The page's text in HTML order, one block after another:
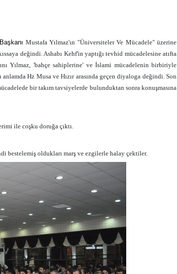
Mustafa Yılmaz'ın "Üniversiteler Ve Mücadele" üzerine
değindi. Ashabı Kehf'in yaptığı tevhid mücadelesine atıfta
Yılmaz, 'bahçe sahiplerine' ve İslami mücadelenin birbiriyle
Hz Musa ve Hızır arasında geçen diyaloga değindi. Son
bir takım tavsiyelerde bulunduktan sonra konuşmasına
ile coşku doruğa çıktı.
bestelemiş oldukları marş ve ezgilerle halay çektiler.